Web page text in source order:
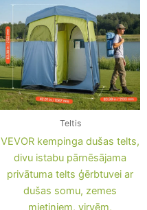
Teltis
VEVOR kempinga dušas telts,
divu istabu pārnēsājama
privātuma telts ģērbtuvei ar
dušas somu, zemes
mietiņiem, virvēm,